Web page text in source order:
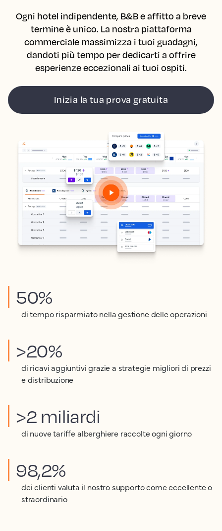
Ogni hotel indipendente, B&B e affitto a breve
termine è unico. La nostra piattaforma
commerciale massimizza i tuoi guadagni,
dandoti più tempo per dedicarti a offrire
esperienze eccezionali ai tuoi ospiti.
Inizia la tua prova gratuita
50%
di tempo risparmiato nella gestione delle operazioni
>20%
di ricavi aggiuntivi grazie a strategie migliori di prezzi
e distribuzione
>2 miliardi
di nuove tariffe alberghiere raccolte ogni giorno
98,2%
dei clienti valuta il nostro supporto come eccellente o
straordinario